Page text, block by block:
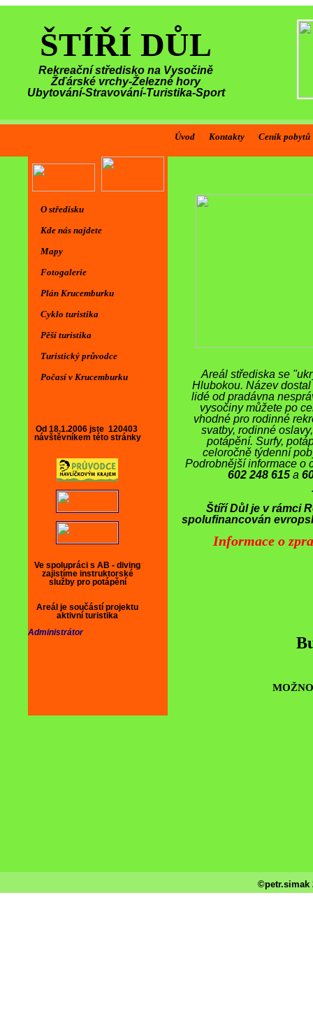
AKTUALITY-INFORMACE
Sleva na ubytování ve dvou měsících roku
ŠTÍŘÍ DŮL
Rekreační středisko na Vysočině
Žďárské vrchy-Železné hory
Ubytování-Stravování-Turistika-Sport
Úvod Kontakty Ceník pobytů
Areál střediska se
Hlubokou. Název
lidé od pradávna
vysočiny můžete po
vhodné pro rodinné
svatby, rodinné
potápění. Surfy,
celoročně týdenní
Podrobnější informace o
602 248 615 a
Štíří Důl je v rámci
spolufinancován
Informace o
Od 18.1.2006 jste 120403
návštěvníkem této stránky
Ve spolupráci s AB - diving
zajistíme instruktorské
služby pro potápění
Areál je součástí projektu
aktivní turistika
Administrátor
O středisku
Kde nás najdete
Mapy
Fotogalerie
Plán Krucemburku
Cyklo turistika
Pěší turistika
Turistický průvodce
Počasí v Krucemburku
©petr.simak